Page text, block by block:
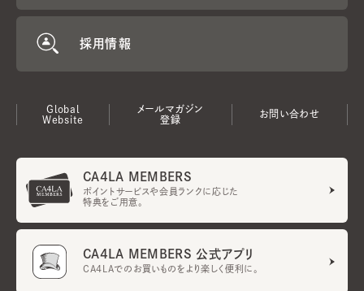
採用情報
Global
Website
メールマガジン
登録
お問い合わせ
CA4LA MEMBERS
ポイントサービスや会員ランクに応じた
特典をご用意。
CA4LA MEMBERS 公式アプリ
CA4LAでのお買いものをより楽しく便利に。